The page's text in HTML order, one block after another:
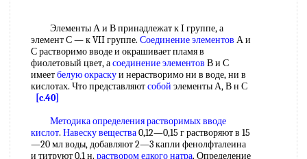
Элементы А и В принадлежат к I группе, а
элемент С — к VII группе. Соединение элементов А и
С растворимо вводе и окрашивает пламя в
фиолетовый цвет, асоединение элементов В и С
имеетбелую окраскуи нерастворимо ни в воде, ни в
кислотах. Что представляютсобой элементы А, В н С
[c.40]
Методика определения растворимыхвводе
кислот. Навеску вещества0,12—0,15 г растворяют в 15
—20 мл воды, добавляют 2—3 капли фенолфталеина
и титруют 0,1 н. раствором едкого натра. Определение